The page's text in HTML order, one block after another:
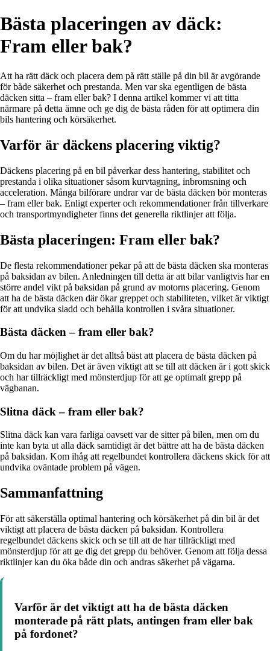
Bästa placeringen av däck:
Fram eller bak?
Att ha rätt däck och placera dem på rätt ställe på din bil är avgörande
för både säkerhet och prestanda. Men var ska egentligen de bästa
däcken sitta – fram eller bak? I denna artikel kommer vi att titta
närmare på detta ämne och ge dig de bästa råden för att optimera din
bils hantering och körsäkerhet.
Varför är däckens placering viktig?
Däckens placering på en bil påverkar dess hantering, stabilitet och
prestanda i olika situationer såsom kurvtagning, inbromsning och
acceleration. Många bilförare undrar var de bästa däcken bör monteras
– fram eller bak. Enligt experter och rekommendationer från tillverkare
och transportmyndigheter finns det generella riktlinjer att följa.
Bästa placeringen: Fram eller bak?
De flesta rekommendationer pekar på att de bästa däcken ska monteras
på baksidan av bilen. Anledningen till detta är att bilar vanligtvis har en
större andel vikt på baksidan på grund av motorns placering. Genom
att ha de bästa däcken där ökar greppet och stabiliteten, vilket är viktigt
för att undvika sladd och behålla kontrollen i svåra situationer.
Bästa däcken – fram eller bak?
Om du har möjlighet är det alltså bäst att placera de bästa däcken på
baksidan av bilen. Det är även viktigt att se till att däcken är i gott skick
och har tillräckligt med mönsterdjup för att ge optimalt grepp på
vägbanan.
Slitna däck – fram eller bak?
Slitna däck kan vara farliga oavsett var de sitter på bilen, men om du
inte kan byta ut alla däck samtidigt är det bättre att ha de bästa däcken
på baksidan. Kom ihåg att regelbundet kontrollera däckens skick för att
undvika oväntade problem på vägen.
Sammanfattning
För att säkerställa optimal hantering och körsäkerhet på din bil är det
viktigt att placera de bästa däcken på baksidan. Kontrollera
regelbundet däckens skick och se till att de har tillräckligt med
mönsterdjup för att ge dig det grepp du behöver. Genom att följa dessa
riktlinjer kan du öka både din och andras säkerhet på vägarna.
Varför är det viktigt att ha de bästa däcken
monterade på rätt plats, antingen fram eller bak
på fordonet?